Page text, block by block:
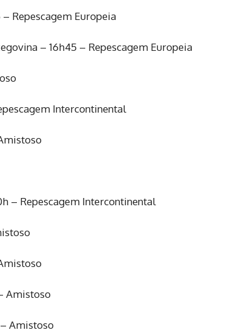
Repescagem Europeia
– 16h45 – Repescagem Europeia
Intercontinental
– Repescagem Intercontinental
Amistoso
Amistoso